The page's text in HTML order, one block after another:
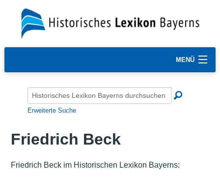
MENÜ
Erweiterte Suche
Friedrich Beck
Friedrich Beck im Historischen Lexikon Bayerns: